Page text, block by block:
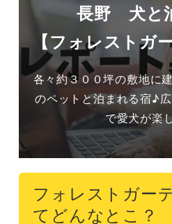
長野 犬と
【フォレストガ
各々約３００坪の敷地に
のペットと泊まれる宿♪
で愛犬が楽
フォレストガー
てどんなとこ？